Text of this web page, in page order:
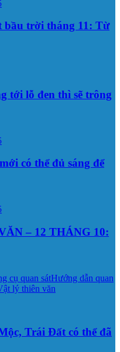
bầu trời tháng 11: Từ
tới lỗ đen thì sẽ trông
có thể đủ sáng để
– 12 THÁNG 10:
cụ quan sátHướng dẫn quan
lý thiên văn
Trái Đất có thể đã